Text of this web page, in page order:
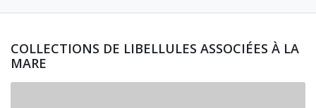
COLLECTIONS DE LIBELLULES ASSOCIÉES À LA
MARE